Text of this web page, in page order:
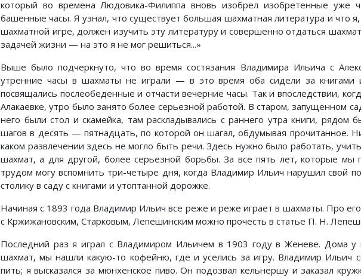
который во времена Людовика-Филиппа вновь изобрел изобретенные уже
башенные часы. Я узнал, что существует большая шахматная литература и что я,
шахматной игре, должен изучить эту литературу и совершенно отдаться
задачей жизни — на это я не мог решиться...»
Выше было подчеркнуто, что во время состязания Владимира Ильича с
утренние часы в шахматы не играли — в это время оба сидели за книгами
посвящались послеобеденные и отчасти вечерние часы. Так и впоследствии,
Алакаевке, утро было занято более серьезной работой. В старом, запущенном
него были стол и скамейка, там раскладывались с раннего утра книги, рядом
шагов в десять — пятнадцать, по которой он шагал, обдумывая прочитанное.
каком развлечении здесь не могло быть речи. Здесь нужно было работать,
шахмат, а для другой, более серьезной борьбы. За все пять лет, которые мы
трудом могу вспомнить три-четыре дня, когда Владимир Ильич нарушил свой
столику в саду с книгами и утоптанной дорожке.
Начиная с 1893 года Владимир Ильич все реже и реже играет в шахматы. Про его
с Кржижановским, Старковым, Лепешинским можно прочесть в статье П. Н.
Последний раз я играл с Владимиром Ильичем в 1903 году в Женеве. Дома у
шахмат, мы нашли какую-то кофейню, где и уселись за игру. Владимир Ильич
пить; я высказался за мюнхенское пиво. Он подозвал кельнершу и заказал